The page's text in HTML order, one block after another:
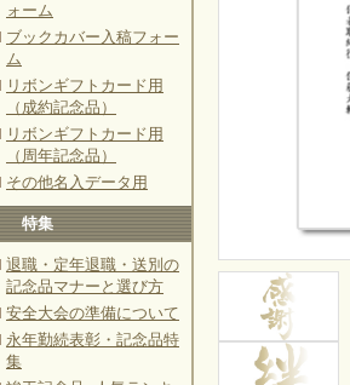
ォーム
ブックカバー入稿フォー
ム
リボンギフトカード用
（成約記念品）
リボンギフトカード用
（周年記念品）
その他名入データ用
特集
退職・定年退職・送別の
記念品マナーと選び方
安全大会の準備について
永年勤続表彰・記念品特
集